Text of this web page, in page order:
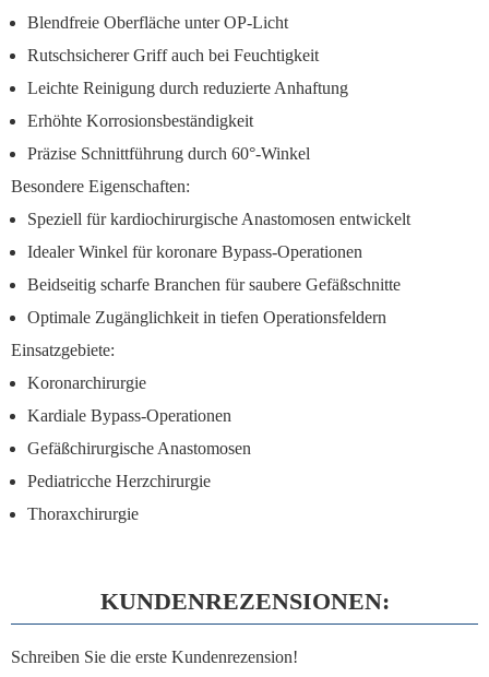
Blendfreie Oberfläche unter OP-Licht
Rutschsicherer Griff auch bei Feuchtigkeit
Leichte Reinigung durch reduzierte Anhaftung
Erhöhte Korrosionsbeständigkeit
Präzise Schnittführung durch 60°-Winkel
Besondere Eigenschaften:
Speziell für kardiochirurgische Anastomosen entwickelt
Idealer Winkel für koronare Bypass-Operationen
Beidseitig scharfe Branchen für saubere Gefäßschnitte
Optimale Zugänglichkeit in tiefen Operationsfeldern
Einsatzgebiete:
Koronarchirurgie
Kardiale Bypass-Operationen
Gefäßchirurgische Anastomosen
Pediatricche Herzchirurgie
Thoraxchirurgie
KUNDENREZENSIONEN:
Schreiben Sie die erste Kundenrezension!